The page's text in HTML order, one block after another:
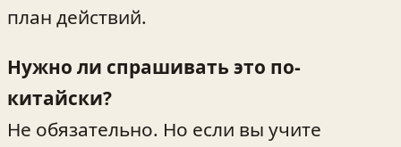
план действий.
Нужно ли спрашивать это по-
китайски?
Не обязательно. Но если вы учите